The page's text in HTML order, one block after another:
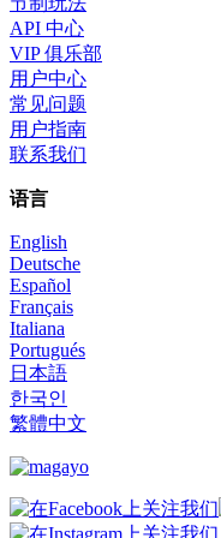
API 中心
VIP 俱乐部
用户中心
常见问题
用户指南
联系我们
语言
English
Deutsche
Español
Français
Italiana
Portugués
日本語
한국인
繁體中文